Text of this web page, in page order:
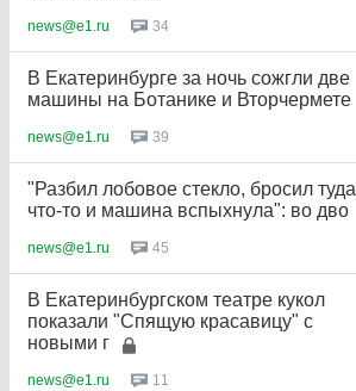
news@e1.ru 34
В Екатеринбурге за ночь сожгли две
машины на Ботанике и Вторчермете
news@e1.ru 39
"Разбил лобовое стекло, бросил туда
что-то и машина вспыхнула": во дво
news@e1.ru 45
В Екатеринбургском театре кукол
показали "Спящую красавицу" с
новыми г
news@e1.ru 11